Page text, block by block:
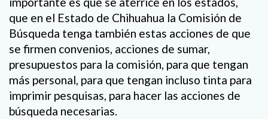
que en el Estado de Chihuahua la Comisión de
Búsqueda tenga también estas acciones de que
se firmen convenios, acciones de sumar,
presupuestos para la comisión, para que tengan
más personal, para que tengan incluso tinta para
imprimir pesquisas, para hacer las acciones de
búsqueda necesarias.